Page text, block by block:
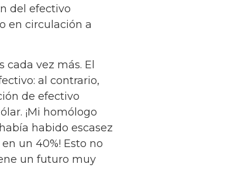
del efectivo
en circulación a
vez más. El
al contrario,
de efectivo
¡Mi homólogo
habido escasez
un 40%! Esto no
un futuro muy